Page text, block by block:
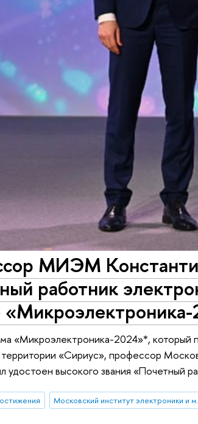
МИЭМ
работник
«Микроэлектроника-2024»*,
«Сириус», профессор
удостоен высокого звания «Почетный